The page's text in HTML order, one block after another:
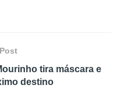
tira máscara e
destino